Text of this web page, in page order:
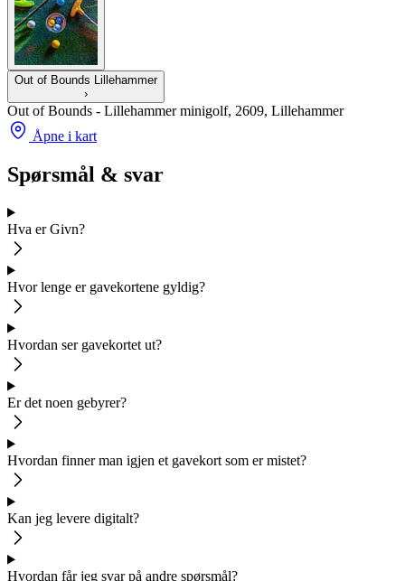
Out of Bounds Lillehammer
›
Out of Bounds - Lillehammer minigolf, 2609, Lillehammer
Åpne i kart
Spørsmål & svar
Hva er Givn?
Hvor lenge er gavekortene gyldig?
Hvordan ser gavekortet ut?
Er det noen gebyrer?
Hvordan finner man igjen et gavekort som er mistet?
Kan jeg levere digitalt?
Hvordan får jeg svar på andre spørsmål?